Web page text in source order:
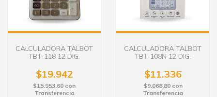
CALCULADORA TALBOT
TBT-118 12 DIG.
$19.942
$15.953,60 con
Transferencia
CALCULADORA TALBOT
TBT-108N 12 DIG.
$11.336
$9.068,80 con
Transferencia